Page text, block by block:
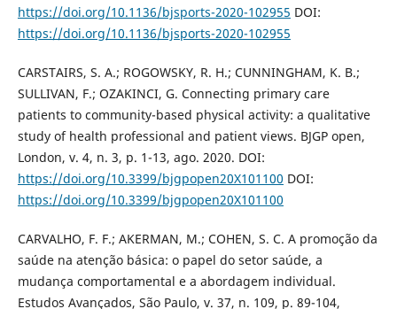
https://doi.org/10.1136/bjsports-2020-102955 DOI:
https://doi.org/10.1136/bjsports-2020-102955
CARSTAIRS, S. A.; ROGOWSKY, R. H.; CUNNINGHAM, K. B.;
SULLIVAN, F.; OZAKINCI, G. Connecting primary care
patients to community-based physical activity: a qualitative
study of health professional and patient views. BJGP open,
London, v. 4, n. 3, p. 1-13, ago. 2020. DOI:
https://doi.org/10.3399/bjgpopen20X101100 DOI:
https://doi.org/10.3399/bjgpopen20X101100
CARVALHO, F. F.; AKERMAN, M.; COHEN, S. C. A promoção da
saúde na atenção básica: o papel do setor saúde, a
mudança comportamental e a abordagem individual.
Estudos Avançados, São Paulo, v. 37, n. 109, p. 89-104,